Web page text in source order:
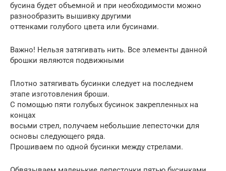
бусина будет объемной и при необходимости можно
разнообразить вышивку другими
оттенками голубого цвета или бусинами.
Важно! Нельзя затягивать нить. Все элементы данной
брошки являются подвижными
Плотно затягивать бусинки следует на последнем
этапе изготовления броши.
С помощью пяти голубых бусинок закрепленных на
концах
восьми стрел, получаем небольшие лепесточки для
основы следующего ряда.
Прошиваем по одной бусинки между стрелами.